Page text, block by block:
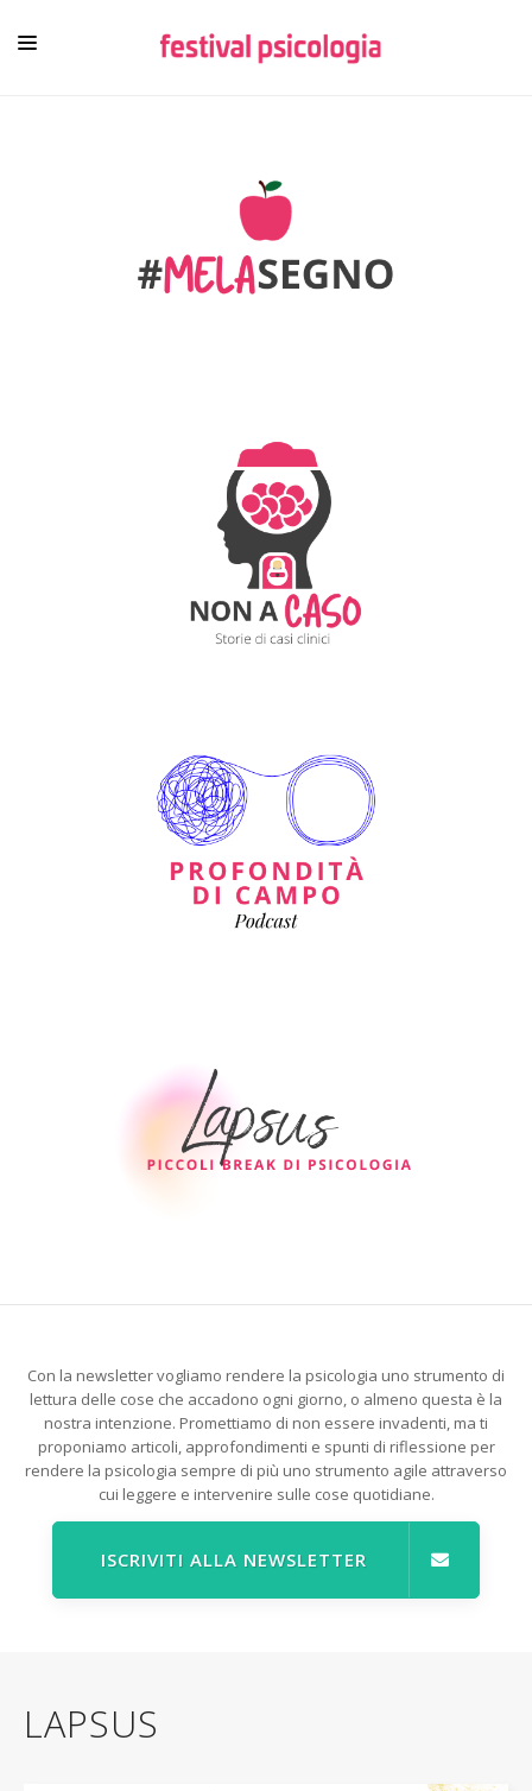
Con la newsletter vogliamo rendere la psicologia uno strumento di
lettura delle cose che accadono ogni giorno, o almeno questa è la
nostra intenzione. Promettiamo di non essere invadenti, ma ti
proponiamo articoli, approfondimenti e spunti di riflessione per
rendere la psicologia sempre di più uno strumento agile attraverso
cui leggere e intervenire sulle cose quotidiane.
ISCRIVITI ALLA NEWSLETTER
LAPSUS